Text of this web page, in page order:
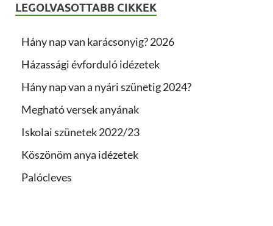
LEGOLVASOTTABB CIKKEK
Hány nap van karácsonyig? 2026
Házassági évforduló idézetek
Hány nap van a nyári szünetig 2024?
Megható versek anyának
Iskolai szünetek 2022/23
Köszönöm anya idézetek
Palócleves